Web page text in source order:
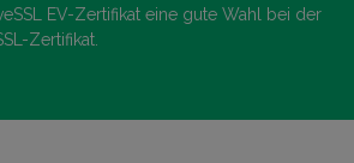
EV-Zertifikat eine gute Wahl bei der
Zertifikat.